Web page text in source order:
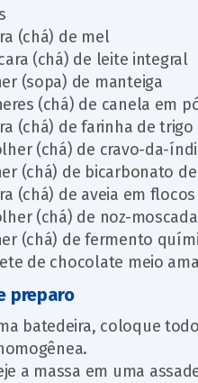
(chá) de mel
(chá) de leite integral
(sopa) de manteiga
(chá) de canela em
(chá) de farinha de trigo
(chá) de cravo-da-
(chá) de bicarbonato
(chá) de aveia em
(chá) de noz-
(chá) de fermento
de chocolate meio
preparo
batedeira, coloque
a massa em uma